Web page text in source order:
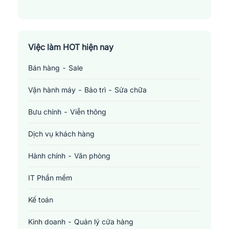
Quận Tân Bình
Quận Tân Phú
Quận Thủ Đức
Việc làm HOT hiện nay
Bán hàng - Sale
Vận hành máy - Bảo trì - Sửa chữa
Bưu chính - Viễn thông
Dịch vụ khách hàng
Hành chính - Văn phòng
IT Phần mềm
Kế toán
Kinh doanh - Quản lý cửa hàng